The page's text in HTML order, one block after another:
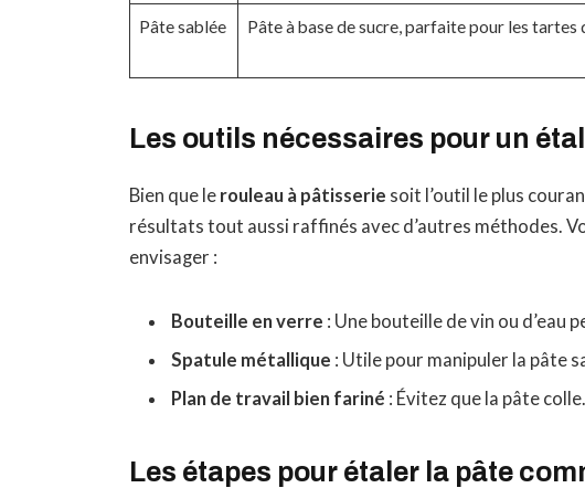
Pâte sablée Pâte à base de sucre, parfaite pour les tartes
Les outils nécessaires pour un
Bien que le rouleau à pâtisserie soit l’outil le plus
résultats tout aussi raffinés avec d’autres méthodes.
envisager :
Bouteille en verre : Une bouteille de vin ou d’eau
Spatule métallique : Utile pour manipuler la pâte
Plan de travail bien fariné : Évitez que la pâte colle.
Les étapes pour étaler la pâte